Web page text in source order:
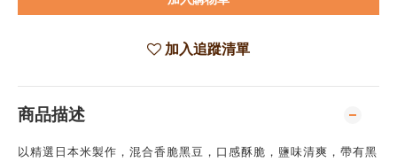
加入追蹤清單
商品描述
以精選日本米製作，混合香脆黑豆，口感酥脆，鹽味清爽，帶有黑